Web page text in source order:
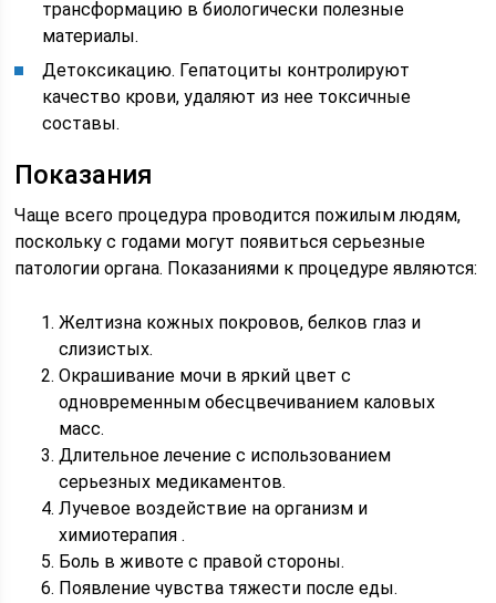
трансформацию в биологически полезные
материалы.
Детоксикацию. Гепатоциты контролируют
качество крови, удаляют из нее токсичные
составы.
Показания
Чаще всего процедура проводится пожилым людям,
поскольку с годами могут появиться серьезные
патологии органа. Показаниями к процедуре являются:
Желтизна кожных покровов, белков глаз и
слизистых.
Окрашивание мочи в яркий цвет с
одновременным обесцвечиванием каловых
масс.
Длительное лечение с использованием
серьезных медикаментов.
Лучевое воздействие на организм и
химиотерапия .
Боль в животе с правой стороны.
Появление чувства тяжести после еды.